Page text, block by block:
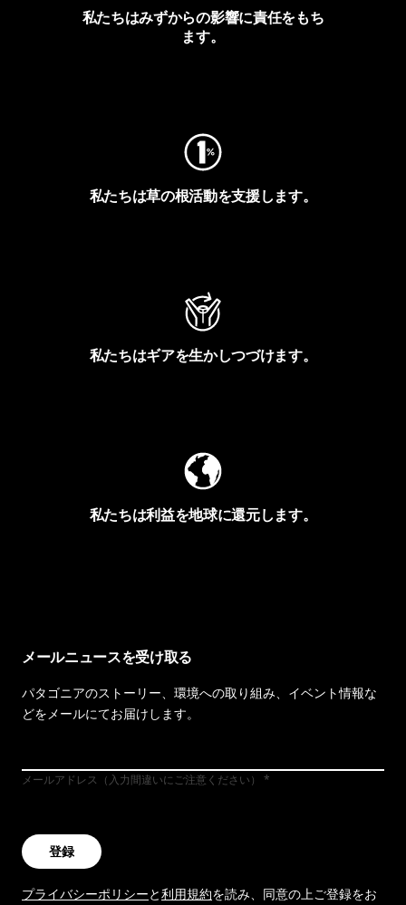
私たちはみずからの影響に責任をもち
ます。
私たちは草の根活動を支援します。
私たちはギアを生かしつづけます。
私たちは利益を地球に還元します。
メールニュースを受け取る
パタゴニアのストーリー、環境への取り組み、イベント情報な
どをメールにてお届けします。
メールアドレス（入力間違いにご注意ください）
登録
プライバシーポリシーと利用規約を読み、同意の上ご登録をお